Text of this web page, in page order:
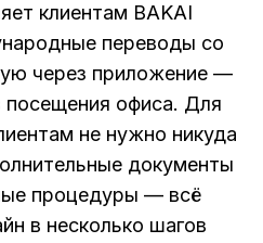
клиентам BAKAI
переводы со
через приложение —
офиса. Для
не нужно никуда
документы
процедуры — всё
в несколько шагов